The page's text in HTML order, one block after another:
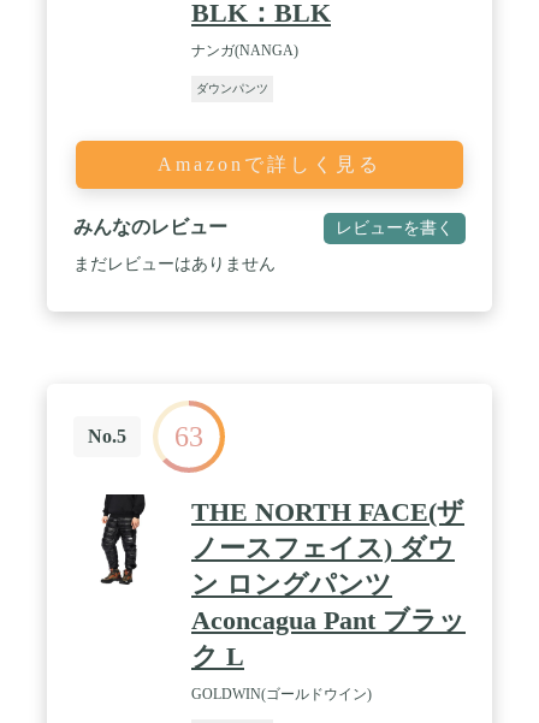
BLK：BLK
ナンガ(NANGA)
ダウンパンツ
Amazonで詳しく見る
みんなのレビュー レビューを書く
まだレビューはありません
No.5 63
THE NORTH FACE(ザ
ノースフェイス) ダウ
ン ロングパンツ
Aconcagua Pant ブラッ
ク L
GOLDWIN(ゴールドウイン)